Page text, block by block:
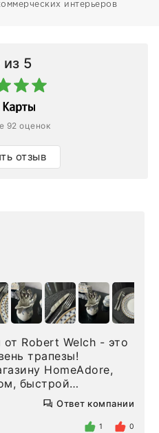
интерьеров
из 5
92 оценок
отзыв
Robert Welch - это
трапезы!
HomeAdore,
быстрой
Один раз
чайные ложки,
посуды,
Ответ компании
1 0